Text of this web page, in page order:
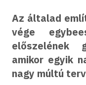
Az általad
vége
előszelének
amikor egyik
nagy múltú